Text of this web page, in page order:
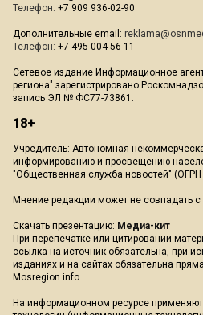
Телефон: +7 909 936-02-90
Дополнительные email:
Телефон: +7 495 004-56-11
Сетевое издание Информационное
региона" зарегистрировано
запись ЭЛ № ФС77-73861.
18+
Учредитель: Автономная
информированию и просвещению
"Общественная служба новостей"
Мнение редакции может не совпадать
Скачать презентацию: Медиа-кит
При перепечатке или цитировании
ссылка на источник обязательна, при
изданиях и на сайтах обязательна
Mosregion.info.
На информационном ресурсе